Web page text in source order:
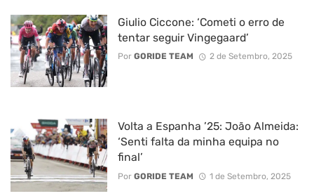
Giulio Ciccone: ‘Cometi o erro de
tentar seguir Vingegaard’
Por GORIDE TEAM 2 de Setembro, 2025
Volta a Espanha ’25: João Almeida:
‘Senti falta da minha equipa no
final’
Por GORIDE TEAM 1 de Setembro, 2025